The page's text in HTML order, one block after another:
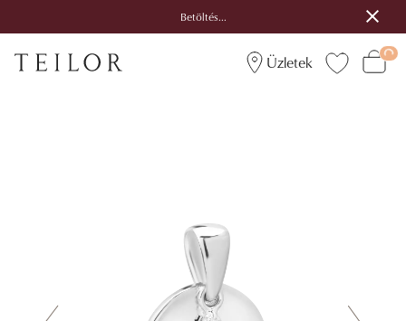
Betöltés...
Üzletek